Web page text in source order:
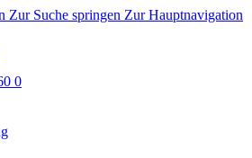
Zur Suche springen Zur Hauptnavigation
0